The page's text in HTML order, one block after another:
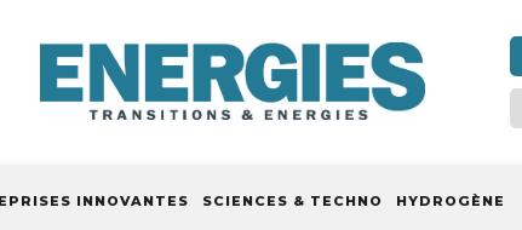
INNOVANTES SCIENCES & TECHNO HYDROGÈNE